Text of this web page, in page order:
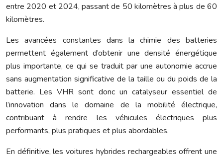
entre 2020 et 2024, passant de 50 kilomètres à plus de 60
kilomètres.
Les avancées constantes dans la chimie des batteries
permettent également d’obtenir une densité énergétique
plus importante, ce qui se traduit par une autonomie accrue
sans augmentation significative de la taille ou du poids de la
batterie. Les VHR sont donc un catalyseur essentiel de
l’innovation dans le domaine de la mobilité électrique,
contribuant à rendre les véhicules électriques plus
performants, plus pratiques et plus abordables.
En définitive, les voitures hybrides rechargeables offrent une